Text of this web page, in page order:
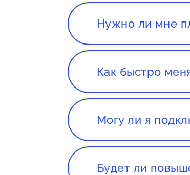
Нужно ли мне
Нет. Сервис, а так же
Как быстро
Все зависит от
Могу ли я
Да, вы сможете
подойдет
Будет ли